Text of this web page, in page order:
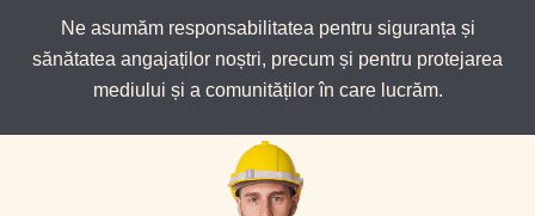
Ne asumăm responsabilitatea pentru siguranța și
sănătatea angajaților noștri, precum și pentru protejarea
mediului și a comunităților în care lucrăm.